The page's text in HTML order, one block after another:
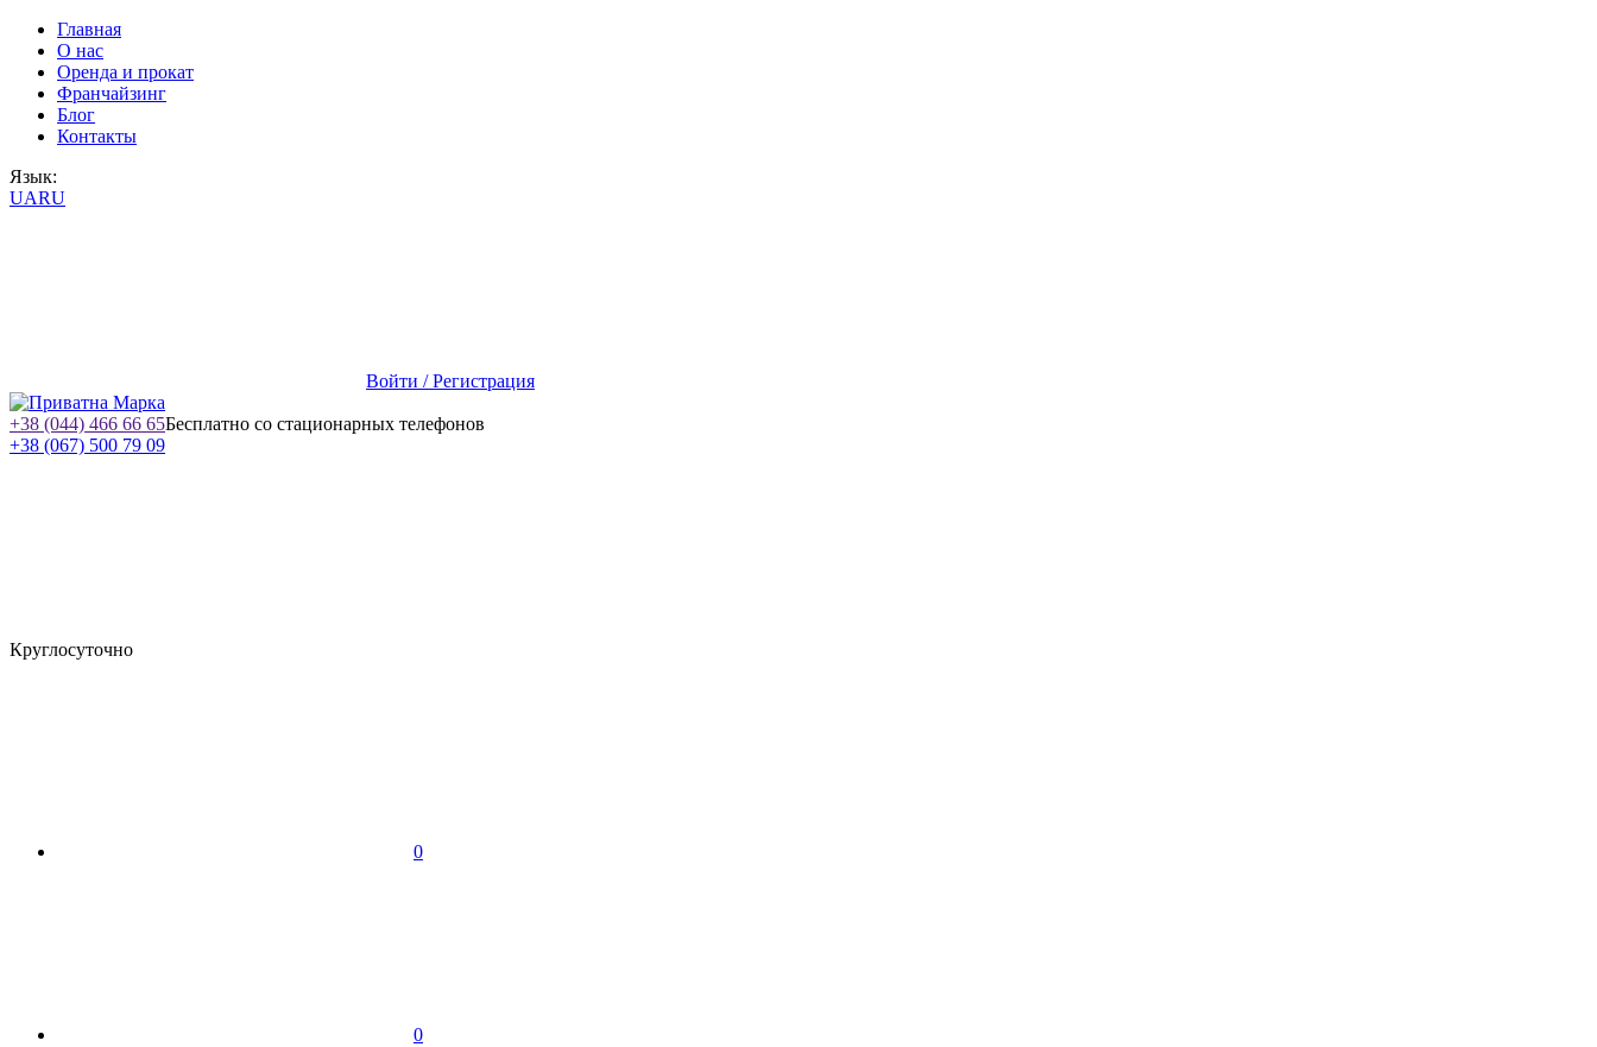
Главная
О нас
Оренда и прокат
Франчайзинг
Блог
Контакты
Язык:
UARU
Войти / Регистрация
+38 (044) 466 66 65Бесплатно со стационарных телефонов
+38 (067) 500 79 09
Круглосуточно
0
0